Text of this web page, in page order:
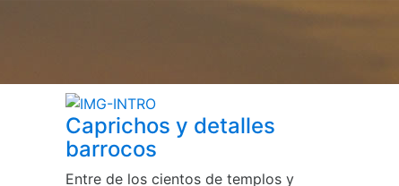
Caprichos y detalles
barrocos
Entre de los cientos de templos y